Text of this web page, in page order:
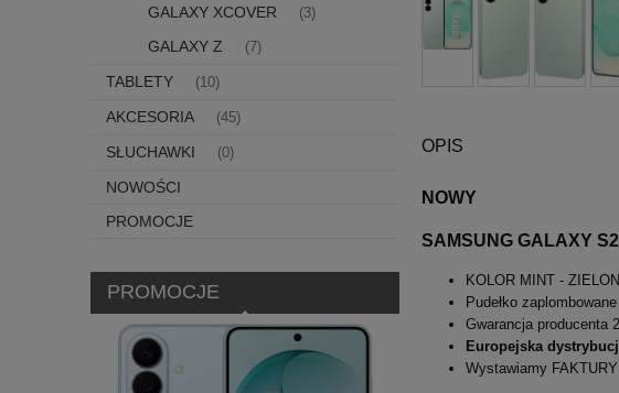
GALAXY XCOVER (3)
GALAXY Z (7)
TABLETY (10)
AKCESORIA (45)
SŁUCHAWKI (0)
NOWOŚCI
PROMOCJE
PROMOCJE
OPIS
NOWY
SAMSUNG GALAXY
KOLOR MINT -
Pudełko zaplombowane
Gwarancja producenta
Europejska
Wystawiamy